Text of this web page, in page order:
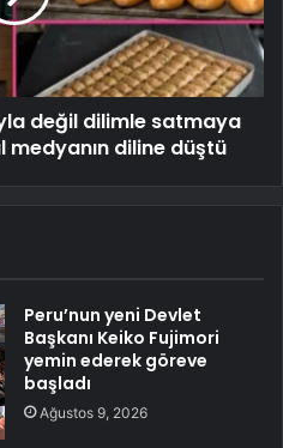
değil dilimle satmaya
medyanın diline düştü
Peru’nun yeni Devlet
Başkanı Keiko Fujimori
yemin ederek göreve
başladı
Ağustos 9, 2026